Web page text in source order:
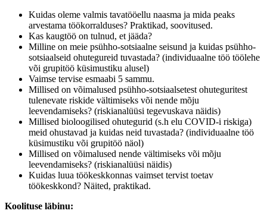
Kuidas oleme valmis tavatööellu naasma ja mida peaks
arvestama töökorralduses? Praktikad, soovitused.
Kas kaugtöö on tulnud, et jääda?
Milline on meie psühho-sotsiaalne seisund ja kuidas psühho-
sotsiaalseid ohutegureid tuvastada? (individuaalne töö töölehe
või grupitöö küsimustiku alusel)
Vaimse tervise esmaabi 5 sammu.
Millised on võimalused psühho-sotsiaalsetest ohuteguritest
tulenevate riskide vältimiseks või nende mõju
leevendamiseks? (riskianalüüsi tegevuskava näidis)
Millised bioloogilised ohutegurid (s.h elu COVID-i riskiga)
meid ohustavad ja kuidas neid tuvastada? (individuaalne töö
küsimustiku või grupitöö näol)
Millised on võimalused nende vältimiseks või mõju
leevendamiseks? (riskianalüüsi näidis)
Kuidas luua töökeskkonnas vaimset tervist toetav
töökeskkond? Näited, praktikad.
Koolituse läbinu: